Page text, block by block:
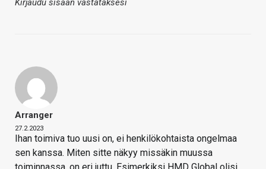
Kirjaudu sisään vastataksesi
Arranger
27.2.2023
Ihan toimiva tuo uusi on, ei henkilökohtaista ongelmaa
sen kanssa. Miten sitte näkyy missäkin muussa